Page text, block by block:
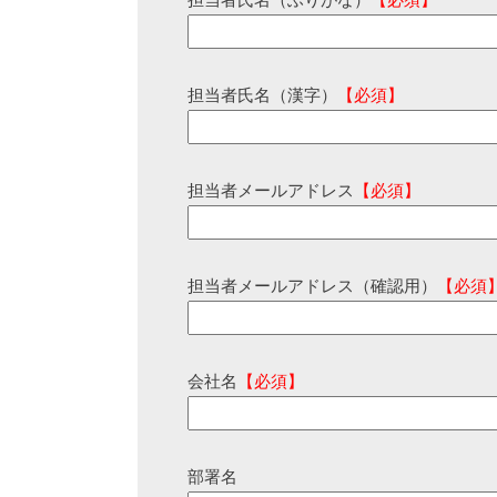
担当者氏名（漢字） 【必須】
担当者メールアドレス 【必須】
担当者メールアドレス（確認用） 【必須
会社名 【必須】
部署名